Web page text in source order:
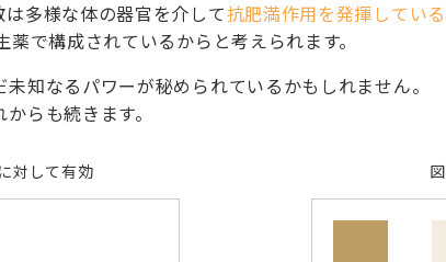
多様な体の器官を介して抗肥満作用を発揮してい
で構成されているからと考えられます。
知なるパワーが秘められているかもしれません。
らも続きます。
対して有効